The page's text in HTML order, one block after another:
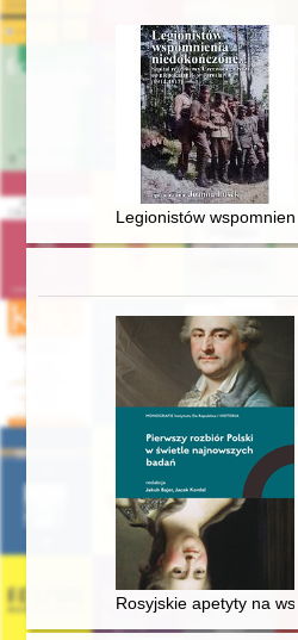
Legionistów
Rosyjskie apetyty na